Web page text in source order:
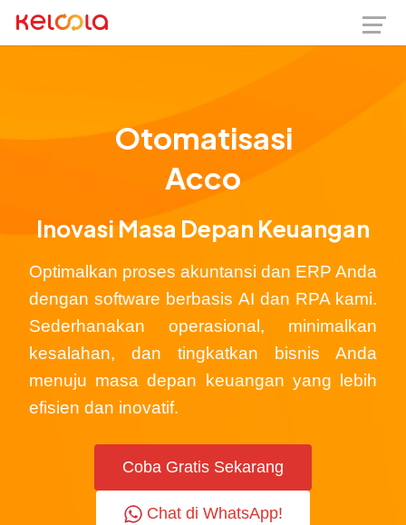
Otomatisasi
Invo
Inovasi Masa Depan Keuangan
Optimalkan proses akuntansi dan ERP Anda
dengan software berbasis AI dan RPA kami.
Sederhanakan operasional, minimalkan
kesalahan, dan tingkatkan bisnis Anda
menuju masa depan keuangan yang lebih
efisien dan inovatif.
Coba Gratis Sekarang
Chat di WhatsApp!